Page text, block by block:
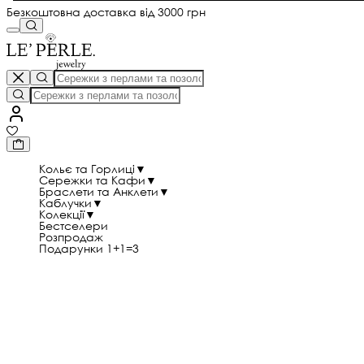
Безкоштовна доставка від 3000 грн
Кольє та Горлиці ▼
Сережки та Кафи ▼
Браслети та Анклети ▼
Каблучки ▼
Колекції▼
Бестселери
Розпродаж
Подарунки 1+1=3